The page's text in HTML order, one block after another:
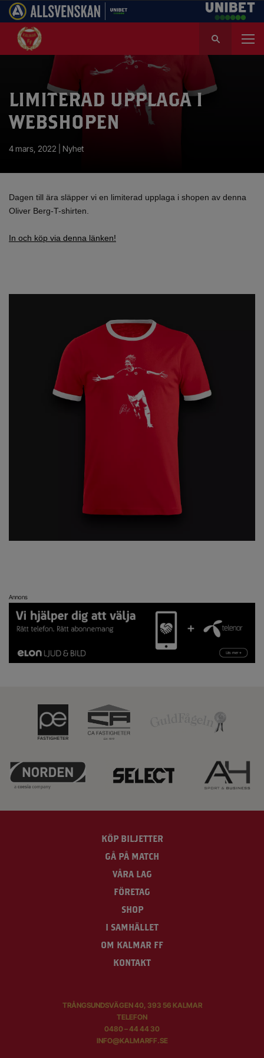
k
LIMITERAD UPPLAGA I
WEBSHOPEN
4 mars, 2022 | Nyhet
Dagen till ära släpper vi en limiterad upplaga i shopen av denna
Oliver Berg-T-shirten.
In och köp via denna länken!
Annons
KÖP BILJETTER
GÅ PÅ MATCH
VÅRA LAG
FÖRETAG
SHOP
I SAMHÄLLET
OM KALMAR FF
KONTAKT
TRÅNGSUNDSVÄGEN 40, 393 56 KALMAR
TELEFON
0480 – 44 44 30
INFO@KALMARFF.SE